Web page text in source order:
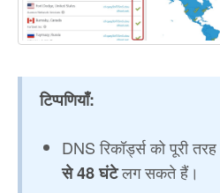
टिप्पणियाँ:
DNS रिकॉर्ड्स को पूरी
से 48 घंटेलग सकते हैं।